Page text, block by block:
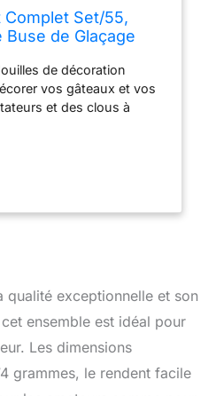
Set/55,
de Glaçage
de décoration
vos gâteaux et vos
et des clous à
Grâce à la boîte de
celles-ci sont
à fleurs et adaptateurs
du lave-vaisselle ;
doux et humide. Depuis
dans la réalisation de
qualité exceptionnelle et son
ensemble est idéal pour
Les dimensions
grammes, le rendent facile